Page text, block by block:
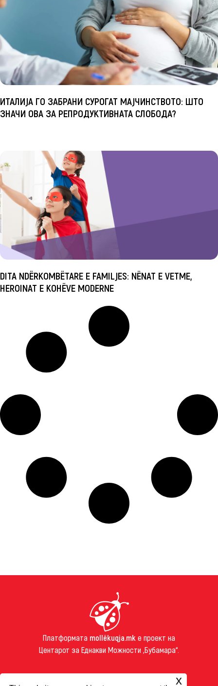
ИТАЛИЈА ГО ЗАБРАНИ СУРОГАТ МАЈЧИНСТВОТО: ШТО
ЗНАЧИ ОВА ЗА РЕПРОДУКТИВНАТА СЛОБОДА?
DITA NDËRKOMBËTARE E FAMILJES: NËNAT E VETME,
HEROINAT E KOHËVE MODERNE
Платформата mollëkuqja.mk е проект на
Центарот за Еднакви Можности „Бубамара“.
x